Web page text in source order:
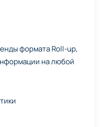
формата Roll-up,
на любой